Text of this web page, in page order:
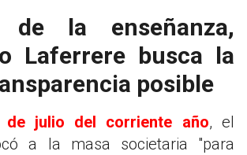
de la enseñanza,
Laferrere busca la
posible
de julio del corriente año, el
a la masa societaria "para